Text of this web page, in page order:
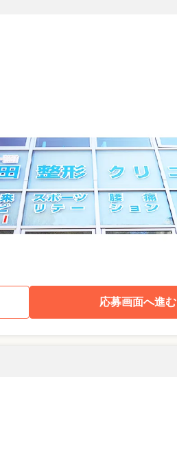
応募画面へ進む